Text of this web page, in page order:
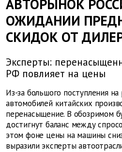
АВТОРЫНОК
ОЖИДАНИИ
СКИДОК ОТ
Эксперты:
РФ повлияет на цены
Из-за большого поступления
автомобилей китайских
перенасыщение. В обозримом
достигнут баланс между
этом фоне цены на машины
выразили эксперты